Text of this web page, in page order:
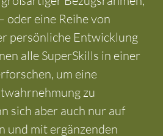
Bezugsrahmen,
oder eine Reihe von
persönliche Entwicklung
alle SuperSkills in einer
um eine
zu
sich aber auch nur auf